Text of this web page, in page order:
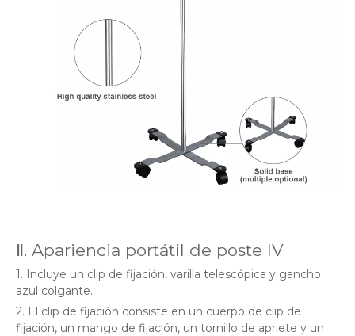
Ⅱ. Apariencia portátil de poste IV
1. Incluye un clip de fijación, varilla telescópica y gancho
azul colgante.
2. El clip de fijación consiste en un cuerpo de clip de
fijación, un mango de fijación, un tornillo de apriete y un